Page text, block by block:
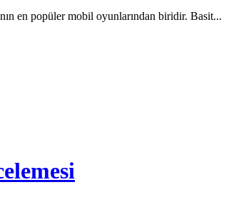
en popüler mobil oyunlarından biridir. Basit...